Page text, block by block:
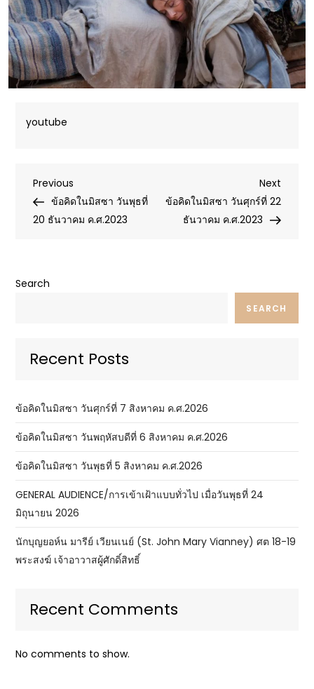
youtube
Post
navigation
Previous
Post
Previous
ข้อคิดในมิสซา วันพุธที่
20 ธันวาคม ค.ศ.2023
Next
Post
Next
ข้อคิดในมิสซา วันศุกร์ที่ 22
ธันวาคม ค.ศ.2023
Search
SEARCH
Recent Posts
ข้อคิดในมิสซา วันศุกร์ที่ 7 สิงหาคม ค.ศ.2026
ข้อคิดในมิสซา วันพฤหัสบดีที่ 6 สิงหาคม ค.ศ.2026
ข้อคิดในมิสซา วันพุธที่ 5 สิงหาคม ค.ศ.2026
GENERAL AUDIENCE/การเข้าเฝ้าแบบทั่วไป เมื่อวันพุธที่ 24
มิถุนายน 2026
นักบุญยอห์น มารีย์ เวียนเนย์ (St. John Mary Vianney) ศต 18-19
พระสงฆ์ เจ้าอาวาสผู้ศักดิ์สิทธิ์
Recent Comments
No comments to show.